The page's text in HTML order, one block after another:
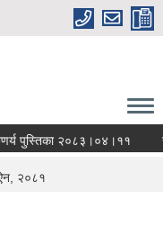
पुस्तिका २०८३।०४।११
२०८१